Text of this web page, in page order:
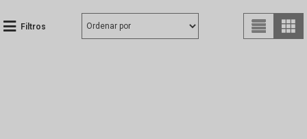
Filtros